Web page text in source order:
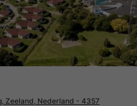
Zeeland, Nederland - 4357